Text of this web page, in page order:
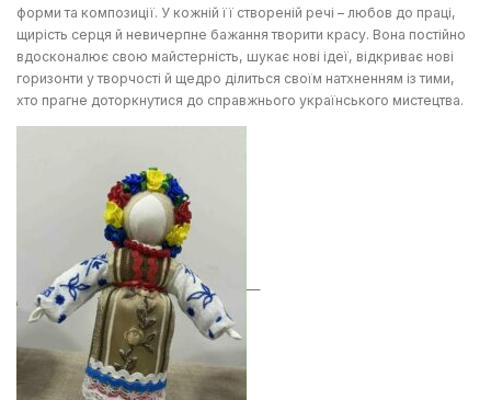
форми та композиції. У кожній її створеній речі – любов до праці,
щирість серця й невичерпне бажання творити красу. Вона постійно
вдосконалює свою майстерність, шукає нові ідеї, відкриває нові
горизонти у творчості й щедро ділиться своїм натхненням із тими,
хто прагне доторкнутися до справжнього українського мистецтва.
—